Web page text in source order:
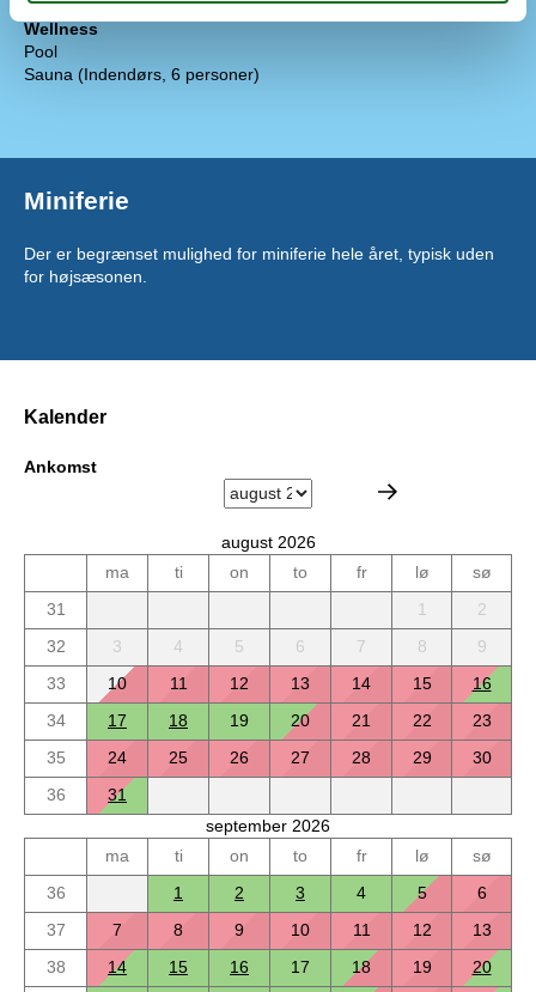
Wellness
Pool
Sauna (Indendørs, 6 personer)
Miniferie
Der er begrænset mulighed for miniferie hele året, typisk uden
for højsæsonen.
Kalender
Ankomst
august 2026
ma
ti on to fr lø
sø
31
1
2
32
3 4 5 6 7 8
9
33
10 11 12 13 14 15
16
34
17 18 19 20 21 22
23
35
24 25 26 27 28 29
30
36
31
september 2026
ma
ti on to fr lø
sø
36
1 2 3 4 5
6
37
7 8 9 10 11 12
13
38
14 15 16 17 18 19
20